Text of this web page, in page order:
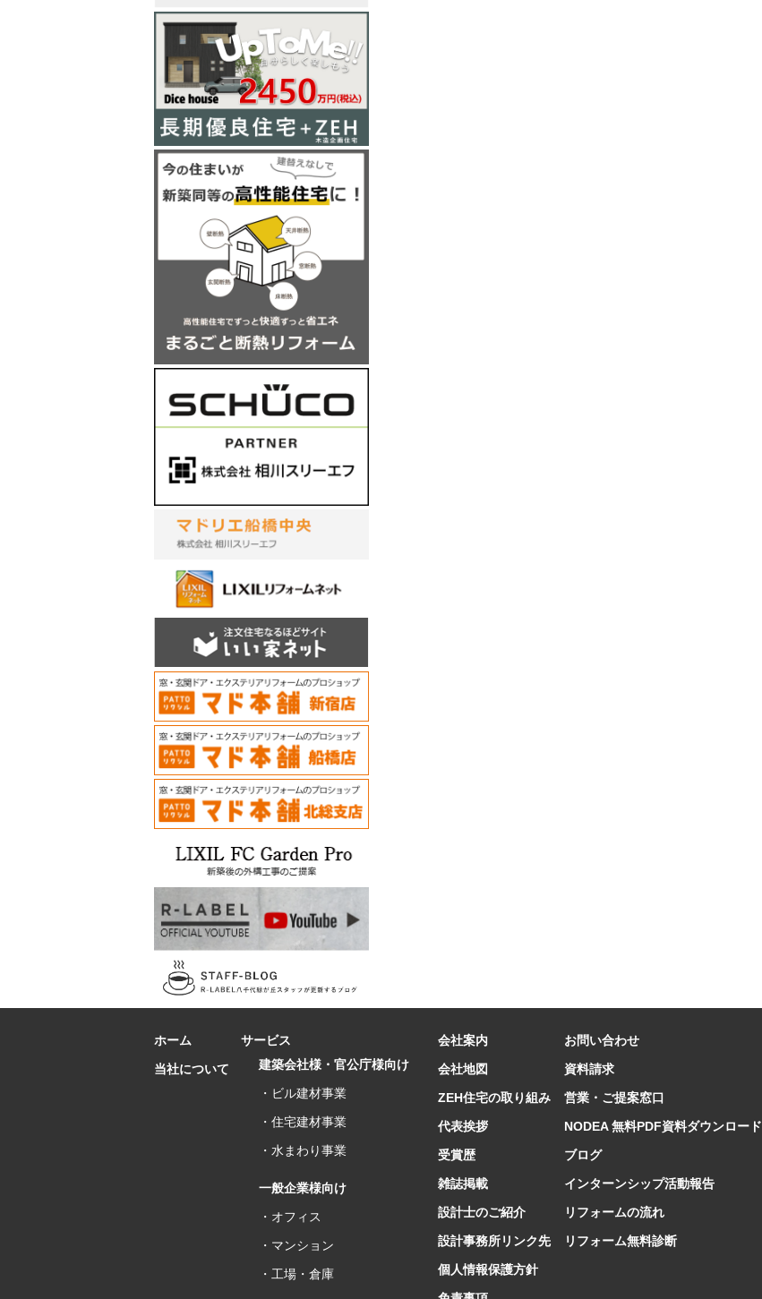
ホーム
当社について
サービス
建築会社様・官公庁様向け
・ビル建材事業
・住宅建材事業
・水まわり事業
一般企業様向け
・オフィス
・マンション
・工場・倉庫
会社案内
会社地図
ZEH住宅の取り組み
代表挨拶
受賞歴
雑誌掲載
設計士のご紹介
設計事務所リンク先
個人情報保護方針
お問い合わせ
資料請求
営業・ご提案窓口
NODEA 無料PDF資料ダウンロード
ブログ
インターンシップ活動報告
リフォームの流れ
リフォーム無料診断